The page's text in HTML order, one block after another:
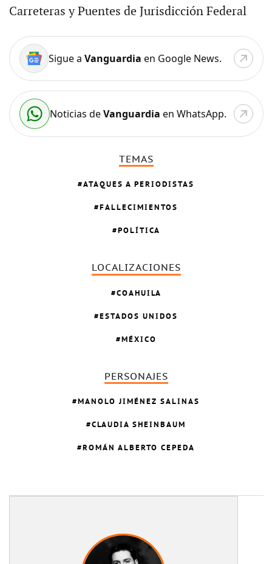
Carreteras y Puentes de Jurisdicción Federal
Sigue a Vanguardia en Google News.
Noticias deVanguardia en WhatsApp.
TEMAS
ATAQUES A PERIODISTAS
FALLECIMIENTOS
POLÍTICA
LOCALIZACIONES
COAHUILA
ESTADOS UNIDOS
MÉXICO
PERSONAJES
MANOLO JIMÉNEZ SALINAS
CLAUDIA SHEINBAUM
ROMÁN ALBERTO CEPEDA